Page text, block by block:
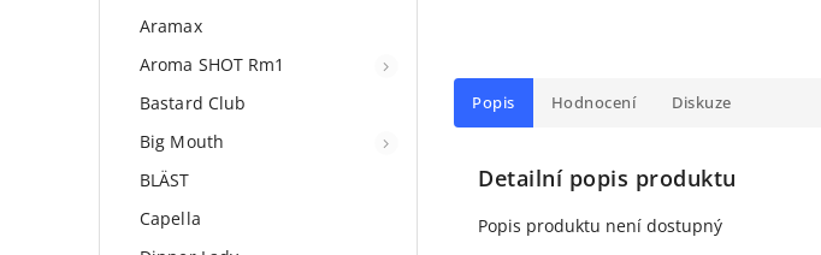
Aramax
Aroma SHOT Rm1
Bastard Club
Big Mouth
BLÄST
Capella
Popis Hodnocení Diskuze
Detailní popis produktu
Popis produktu není dostupný